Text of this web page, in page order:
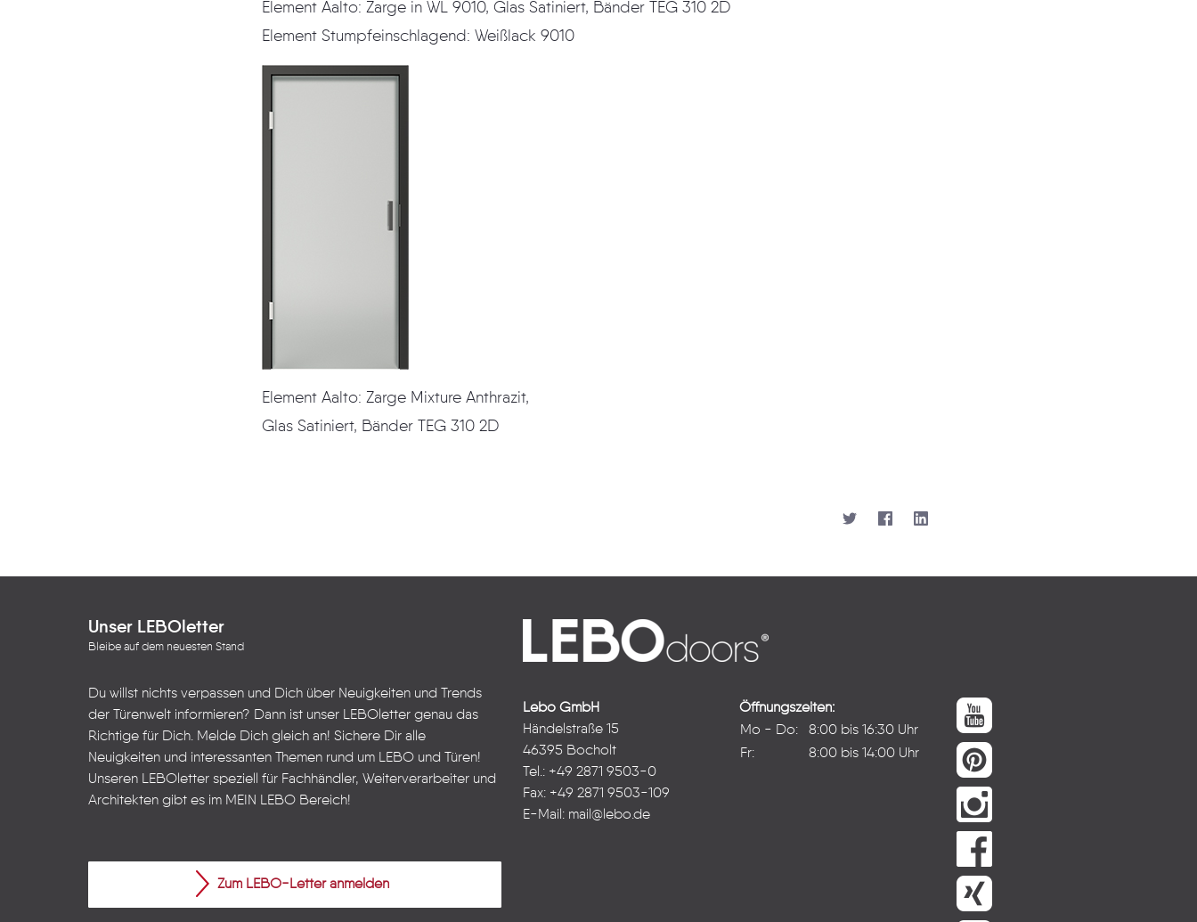
Element Aalto: Zarge in WL 9010, Glas Satiniert, Bänder TEG 310 2D
Element Stumpfeinschlagend: Weißlack 9010
Element Aalto: Zarge Mixture Anthrazit,
Glas Satiniert, Bänder TEG 310 2D
Unser LEBOletter
Bleibe auf dem neuesten Stand
Du willst nichts verpassen und Dich über Neuigkeiten und Trends
der Türenwelt informieren? Dann ist unser LEBOletter genau das
Richtige für Dich. Melde Dich gleich an! Sichere Dir alle
Neuigkeiten und interessanten Themen rund um LEBO und Türen!
Unseren LEBOletter speziell für Fachhändler, Weiterverarbeiter und
Architekten gibt es im MEIN LEBO Bereich!
Zum LEBO-Letter anmelden
Lebo GmbH
Händelstraße 15
46395 Bocholt
Tel.: +49 2871 9503-0
Fax: +49 2871 9503-109
E-Mail: mail@lebo.de
Öffnungszeiten:
Mo - Do:
8:00 bis 16:30 Uhr
Fr:
8:00 bis 14:00 Uhr